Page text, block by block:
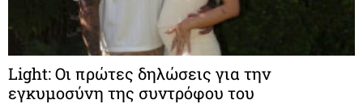
Light: Οι πρώτες δηλώσεις για την
εγκυμοσύνη της συντρόφου του